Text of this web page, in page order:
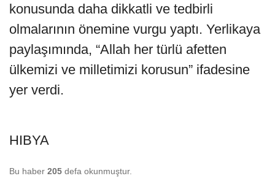
konusunda daha dikkatli ve tedbirli
olmalarının önemine vurgu yaptı. Yerlikaya
paylaşımında, “Allah her türlü afetten
ülkemizi ve milletimizi korusun” ifadesine
yer verdi.
HIBYA
Bu haber 205 defa okunmuştur.